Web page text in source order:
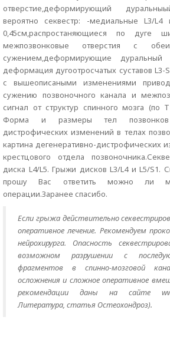
отверстие,деформирующий
вероятно секвестр: -медиальные L3/L4
0,45см,распростаняющиеся по дуге
межпозвонковые отверстия с
сужением,деформирующие дуральный
деформация дугоотросчатых суставов L3-
с вышеописаными изменениями
сужению позвоночного канала и
сигнал от структур спинного мозга
Форма и размеры тел позвонков
дистрофических изменений в телах
картина дегенеративно-дистрофических
крестцового отдела
диска L4/L5. Грыжи дисков L3/L4 и L5/S1.
прошу Вас ответить можно ли
операции.Заранее спасибо.
Если грыжа действительно
оперативное лечение. Рекомендуем
нейрохирурга. Опасность
возможном разрушении с
фрагментов в спинно-мозговой
осложнения и сложное оперативное
рекомендации даны на сайте
Литература, статья Остеохондроз).